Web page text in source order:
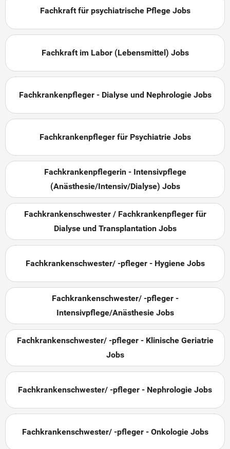
Fachkraft für psychiatrische Pflege Jobs
Fachkraft im Labor (Lebensmittel) Jobs
Fachkrankenpfleger - Dialyse und Nephrologie Jobs
Fachkrankenpfleger für Psychiatrie Jobs
Fachkrankenpflegerin - Intensivpflege
(Anästhesie/Intensiv/Dialyse) Jobs
Fachkrankenschwester / Fachkrankenpfleger für
Dialyse und Transplantation Jobs
Fachkrankenschwester/ -pfleger - Hygiene Jobs
Fachkrankenschwester/ -pfleger -
Intensivpflege/Anästhesie Jobs
Fachkrankenschwester/ -pfleger - Klinische Geriatrie
Jobs
Fachkrankenschwester/ -pfleger - Nephrologie Jobs
Fachkrankenschwester/ -pfleger - Onkologie Jobs